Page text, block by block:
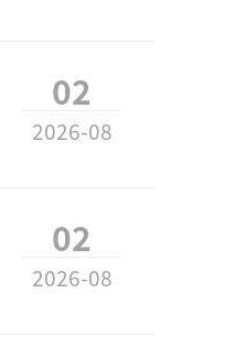
02
2026-08
02
2026-08